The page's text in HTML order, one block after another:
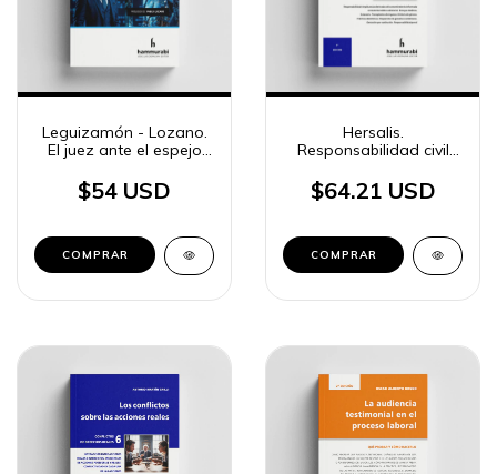
Leguizamón - Lozano.
El juez ante el espejo
$54 USD
COMPRAR
Hersalis.
Responsabilidad civil
incumplimiento del
consentimiento
$64.21 USD
COMPRAR